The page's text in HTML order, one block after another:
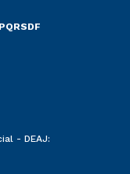
PQRSDF
- DEAJ: